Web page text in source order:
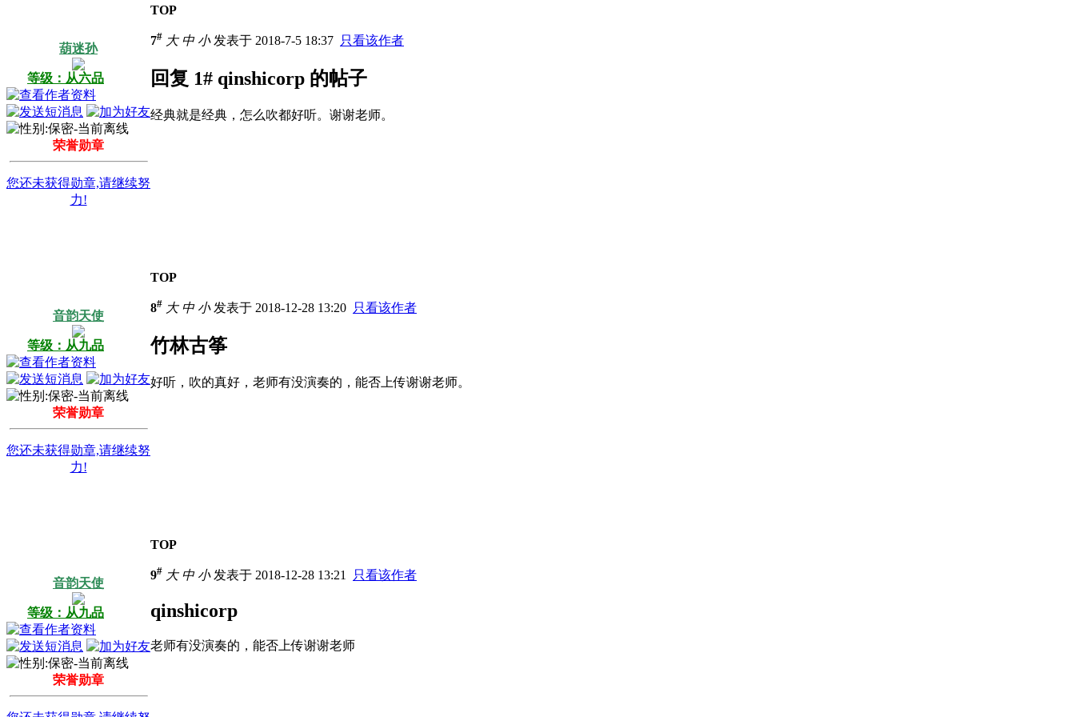
TOP
葫迷孙
等级：从六品
荣誉勋章
您还未获得勋章,请继续努
力!
7# 大 中 小发表于 2018-7-5 18:37 只看该作者
回复 1# qinshicorp 的帖子
经典就是经典，怎么吹都好听。谢谢老师。
TOP
音韵天使
等级：从九品
荣誉勋章
您还未获得勋章,请继续努
力!
8# 大 中 小发表于 2018-12-28 13:20 只看该作者
竹林古筝
好听，吹的真好，老师有没演奏的，能否上传谢谢老师。
TOP
音韵天使
等级：从九品
荣誉勋章
9# 大 中 小发表于 2018-12-28 13:21 只看该作者
qinshicorp
老师有没演奏的，能否上传谢谢老师